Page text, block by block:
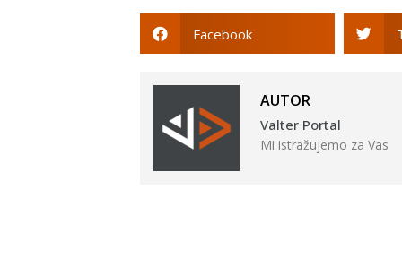
Facebook
AUTOR
Valter Portal
Mi istražujemo za Vas